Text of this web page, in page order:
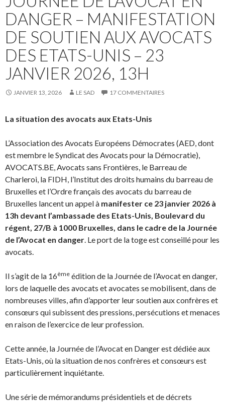
DANGER – MANIFESTATION
DE SOUTIEN AUX AVOCATS
DES ETATS-UNIS – 23
JANVIER 2026, 13H
JANVIER 13, 2026 LE SAD 17 COMMENTAIRES
La situation des avocats aux Etats-Unis
L’Association des Avocats Européens Démocrates (AED, dont
est membre le Syndicat des Avocats pour la Démocratie),
AVOCATS.BE, Avocats sans Frontières, le Barreau de
Charleroi, la FIDH, l’Institut des droits humains du barreau de
Bruxelles et l’Ordre français des avocats du barreau de
Bruxelles lancent un appel à manifester ce 23 janvier 2026 à
13h devant l’ambassade des Etats-Unis, Boulevard du
régent, 27/B à 1000 Bruxelles, dans le cadre de la Journée
de l’Avocat en danger. Le port de la toge est conseillé pour les
avocats.
Il s’agit de la 16ème édition de la Journée de l’Avocat en danger,
lors de laquelle des avocats et avocates se mobilisent, dans de
nombreuses villes, afin d’apporter leur soutien aux confrères et
consœurs qui subissent des pressions, persécutions et menaces
en raison de l’exercice de leur profession.
Cette année, la Journée de l’Avocat en Danger est dédiée aux
Etats-Unis, où la situation de nos confrères et consœurs est
particulièrement inquiétante.
Une série de mémorandums présidentiels et de décrets